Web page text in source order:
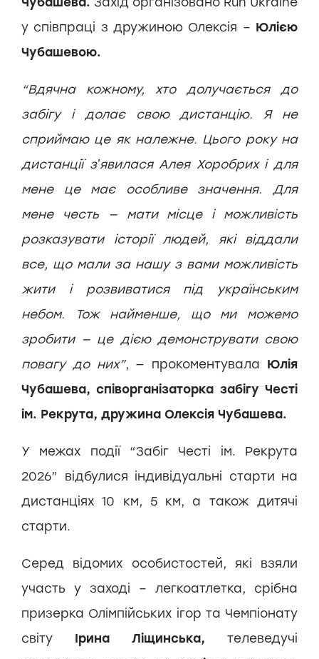
у співпраці з дружиною Олексія – Юлією
Чубашевою.
“Вдячна кожному, хто долучається до
забігу і долає свою дистанцію. Я не
сприймаю це як належне. Цього року на
дистанції зʼявилася Алея Хоробрих і для
мене це має особливе значення. Для
мене честь — мати місце і можливість
розказувати історії людей, які віддали
все, що мали за нашу з вами можливість
жити і розвиватися під українським
небом. Тож найменше, що ми можемо
зробити — це дією демонструвати свою
повагу до них”, — прокоментувала Юлія
Чубашева, співорганізаторка забігу Честі
ім. Рекрута, дружина Олексія Чубашева.
У межах події “Забіг Честі ім. Рекрута
2026” відбулися індивідуальні старти на
дистанціях 10 км, 5 км, а також дитячі
старти.
Серед відомих особистостей, які взяли
участь у заході – легкоатлетка, срібна
призерка Олімпійських ігор та Чемпіонату
світу Ірина Ліщинська, телеведучі